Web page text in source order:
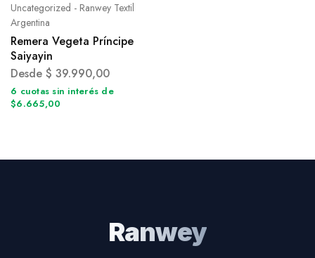
Uncategorized - Ranwey Textil
Argentina
Remera Vegeta Príncipe
Saiyayin
Desde $ 39.990,00
6 cuotas sin interés de
$6.665,00
Ranwey